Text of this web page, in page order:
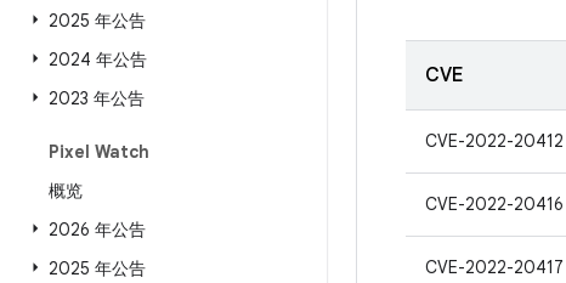
2025 年公告
2024 年公告
2023 年公告
Pixel Watch
概览
2026 年公告
2025 年公告
CVE
CVE-2022-20412
CVE-2022-20416
CVE-2022-20417